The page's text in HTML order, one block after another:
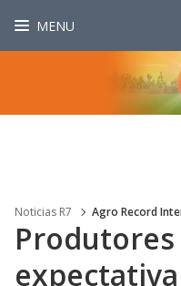
MENU
Noticias R7 Agro Record